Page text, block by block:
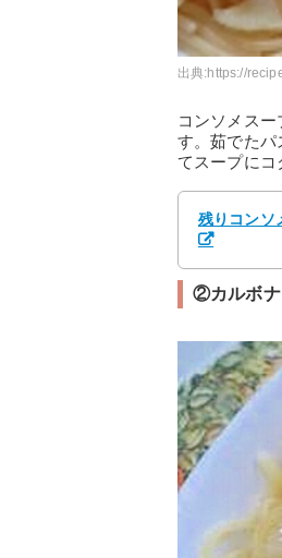
出典:https://
コンソメス
す。茹でたパ
てスープにコ
残りコンソ
②カルボナ